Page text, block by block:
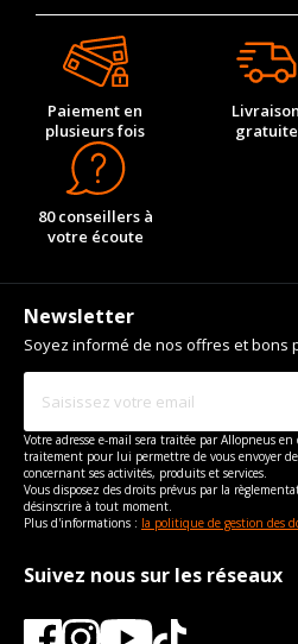
Paiement en
plusieurs fois
Livraison
gratuite
80 conseillers à
votre écoute
Newsletter
Soyez informé de nos offres et bons
Votre adresse e-mail sera traitée par Allopneus
traitement pour lui permettre de vous envoyer
concernant ses activités, produits et services.
Vous disposez des droits prévus par la
désinscrire à tout moment.
Plus d'informations : la politique de gestion des
Suivez nous sur les réseaux